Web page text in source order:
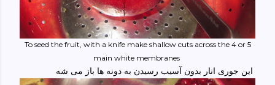
To seed the fruit, with a knife make shallow cuts across the 4 or 5
main white membranes